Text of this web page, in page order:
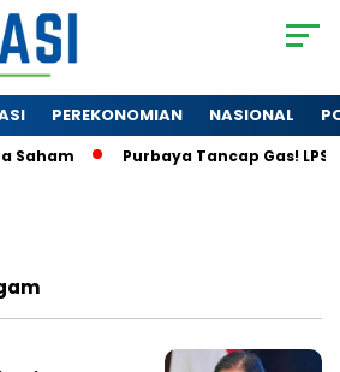
PEREKONOMIAN NASIONAL
Purbaya Tancap Gas! LPS